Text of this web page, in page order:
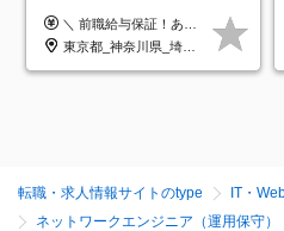
クラウド×上流工程*前職給
与保証*残業月9.8h
＼ 前職給与保証！あなたのこれまでの経験を正当評価 ／ ★月収50万円～スタート！【年俸600万～1,162万8,000円（12分割）】 ――「頑張りが給与に直結しない…」そんな不満とは無縁の環境です。 実際、入社後に「年収150万～200万円UP」を実現した先輩エンジニアが多数活躍中！ 【 収入をさらに押し上げる充実のプラスα 】 スキルを磨くほど得をする「資格手当」 ⇒ 1資格につき毎月3,000円～30,000円を継続支給！ 成果を見逃さない「功績手当」 ⇒ 社員の頑張りに応じて最大10万円をダイレクトに支給！ スピード昇給・高年収も可能 ⇒ 1回の昇給で年収数十万UPのチャンスあり。ゆくゆくは年収1000万以上のハイクラスも目指せます。 ※経験・スキルを考慮の上決定します ※上記金額には固定残業代（月30h分・95,000円～184,000円）を含みます ※超過分は別途全額支給します ※試用期間2ヶ月間あり（その他待遇に差異はありません）
東京都_神奈川県_埼玉県_千葉県_大阪府_愛知県_北海道_青森県_岩手県_宮城県_秋田県_山形県_福島県_茨城県_栃木県_群馬県_新潟県_山梨県_長野県_富山県_石川県_福井県_静岡県_岐阜県_三重県_兵庫県_京都府_滋賀県_奈良県_和歌山県_広島県_岡山県_鳥取県_島根県_山口県_徳島県_香川県_愛媛県_高知県_福岡県_熊本県_佐賀県_長崎県_大分県_宮崎県_鹿児島県_沖縄県
転職・求人情報サイトのtype IT・
ネットワークエンジニア（運用保守）